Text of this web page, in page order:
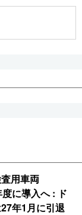
用車両
度に導入へ : ド
年1月に引退